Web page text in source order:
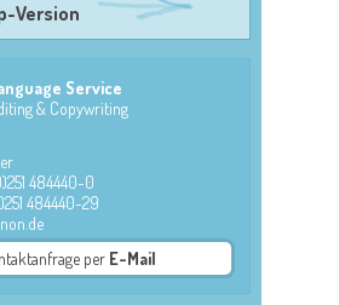
Version
Service
& Copywriting
484440-0
484440-29
per E-Mail